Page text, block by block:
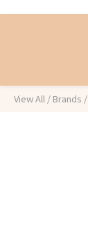
View All / Brands /